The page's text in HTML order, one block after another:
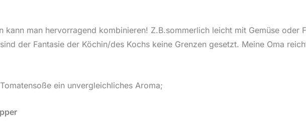
kann man hervorragend kombinieren! Z.B.sommerlich leicht mit Gemüse
der Fantasie der Köchin/des Kochs keine Grenzen gesetzt. Meine Oma
ein unvergleichliches Aroma;